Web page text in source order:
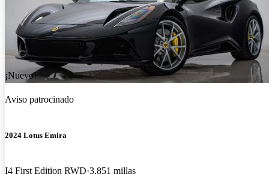
¡Nuevo!
Aviso patrocinado
2024 Lotus Emira
I4 First Edition RWD 3,851 millas